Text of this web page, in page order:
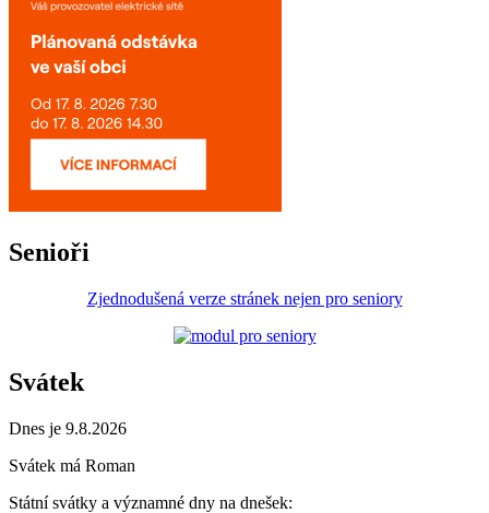
Senioři
Zjednodušená verze stránek nejen pro seniory
Svátek
Dnes je 9.8.2026
Svátek má Roman
Státní svátky a významné dny na dnešek: